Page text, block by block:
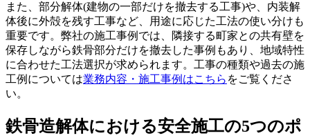
また、部分解体(建物の一部だけを撤去する工事)や、内装解
体後に外殻を残す工事など、用途に応じた工法の使い分けも
重要です。弊社の施工事例では、隣接する町家との共有壁を
保存しながら鉄骨部分だけを撤去した事例もあり、地域特性
に合わせた工法選択が求められます。工事の種類や過去の施
工例については業務内容・施工事例はこちら をご覧くださ
い。
鉄骨造解体における安全施工の5つのポ